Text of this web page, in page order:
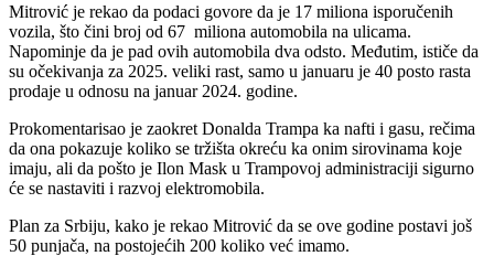
Mitrović je rekao da podaci govore da je 17 miliona isporučenih
vozila, što čini broj od 67 miliona automobila na ulicama.
Napominje da je pad ovih automobila dva odsto. Međutim, ističe da
su očekivanja za 2025. veliki rast, samo u januaru je 40 posto rasta
prodaje u odnosu na januar 2024. godine.
Prokomentarisao je zaokret Donalda Trampa ka nafti i gasu, rečima
da ona pokazuje koliko se tržišta okreću ka onim sirovinama koje
imaju, ali da pošto je Ilon Mask u Trampovoj administraciji sigurno
će se nastaviti i razvoj elektromobila.
Plan za Srbiju, kako je rekao Mitrović da se ove godine postavi još
50 punjača, na postojećih 200 koliko već imamo.